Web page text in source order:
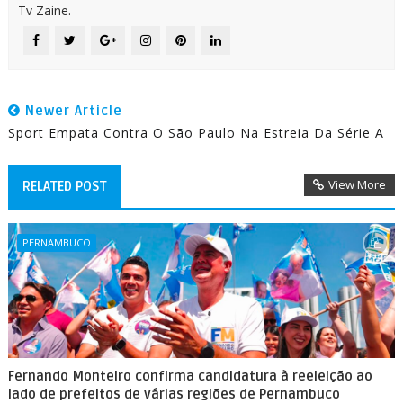
Tv Zaine.
Newer Article
Sport Empata Contra O São Paulo Na Estreia Da Série A
RELATED POST View More
PERNAMBUCO
Fernando Monteiro confirma candidatura à reeleição ao
lado de prefeitos de várias regiões de Pernambuco